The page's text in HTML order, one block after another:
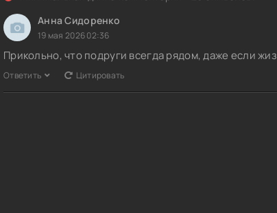
Анна Сидоренко
19 мая 2026 02:36
Прикольно, что подруги всегда рядом, даже если
Ответить Цитировать